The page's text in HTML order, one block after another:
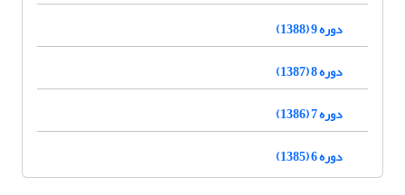
دوره 9 (1388)
دوره 8 (1387)
دوره 7 (1386)
دوره 6 (1385)